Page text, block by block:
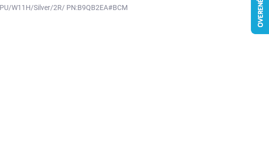
W11H/Silver/2R/ PN:B9QB2EA#BCM